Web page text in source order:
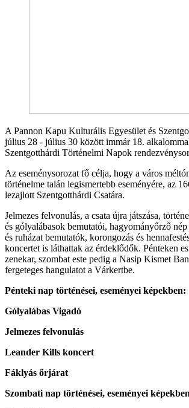
A Pannon Kapu Kulturális Egyesület és
július 28 - július 30 között immár 18.
Szentgotthárdi Történelmi Napok
Az eseménysorozat fő célja, hogy a város
történelme talán legismertebb eseményére, az
lezajlott Szentgotthárdi Csatára.
Jelmezes felvonulás, a csata újra játszása,
és gólyalábasok bemutatói, hagyományőrző
és ruházat bemutatók, korongozás és
koncertet is láthattak az érdeklődők. Pénteken
zenekar, szombat este pedig a Nasip Kismet
fergeteges hangulatot a Várkertbe.
Pénteki nap történései, eseményei képekben:
Gólyalábas Vigadó
Jelmezes felvonulás
Leander Kills koncert
Fáklyás őrjárat
Szombati nap történései, eseményei